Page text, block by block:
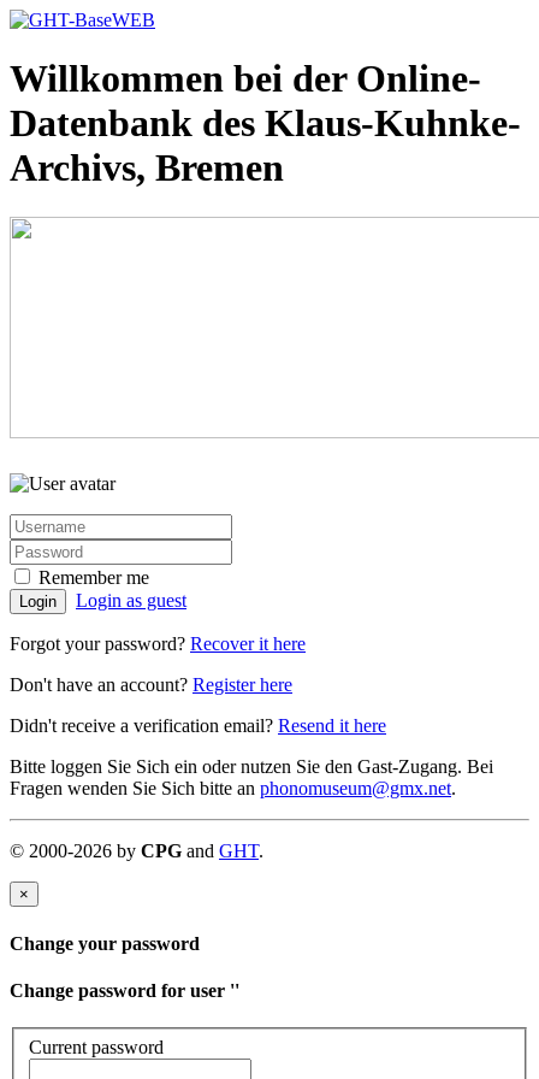
Willkommen bei der Online-
Datenbank des Klaus-Kuhnke-
Archivs, Bremen
Remember me
Login Login as guest
Forgot your password? Recover it here
Don't have an account? Register here
Didn't receive a verification email? Resend it here
Bitte loggen Sie Sich ein oder nutzen Sie den Gast-Zugang. Bei
Fragen wenden Sie Sich bitte an phonomuseum@gmx.net.
© 2000-2026 by CPG and GHT.
×
Change your password
Change password for user ''
Current password